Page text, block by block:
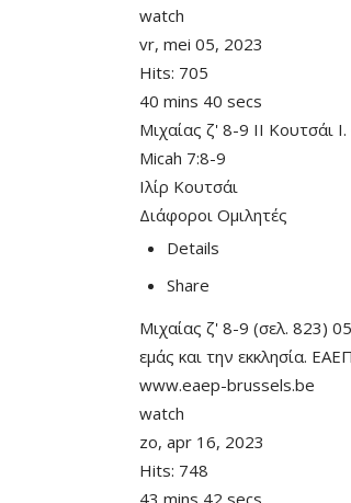
watch
vr, mei 05, 2023
Hits: 705
40 mins 40 secs
Μιχαίας ζ' 8-9 ΙΙ Κουτσάι
Micah 7:8-9
Ιλίρ Κουτσάι
Διάφοροι Ομιλητές
Details
Share
Μιχαίας ζ' 8-9 (σελ. 823)
εμάς και την εκκλησία.
www.eaep-brussels.be
watch
zo, apr 16, 2023
Hits: 748
43 mins 42 secs